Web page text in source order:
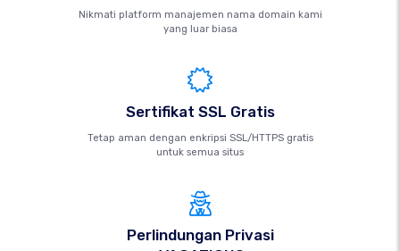
Nikmati platform manajemen nama domain kami
yang luar biasa
Sertifikat SSL Gratis
Tetap aman dengan enkripsi SSL/HTTPS gratis
untuk semua situs
Perlindungan Privasi